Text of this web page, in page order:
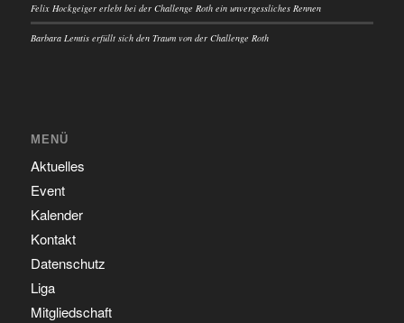
Felix Hockgeiger erlebt bei der Challenge Roth ein unvergessliches Rennen
Barbara Lemtis erfüllt sich den Traum von der Challenge Roth
MENÜ
Aktuelles
Event
Kalender
Kontakt
Datenschutz
Liga
Mitgliedschaft